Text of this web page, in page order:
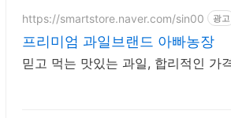
https://smartstore.naver.com/sin00 광고
프리미엄 과일브랜드 아빠농장
믿고 먹는 맛있는 과일, 합리적인 가